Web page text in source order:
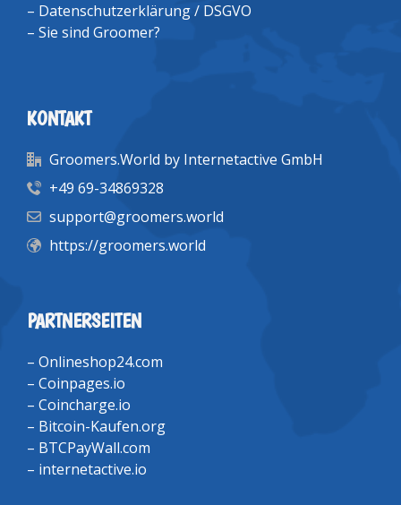
– Datenschutzerklärung / DSGVO
– Sie sind Groomer?
KONTAKT
Groomers.World by Internetactive GmbH
+49 69-34869328
support@groomers.world
https://groomers.world
PARTNERSEITEN
– Onlineshop24.com
– Coinpages.io
– Coincharge.io
– Bitcoin-Kaufen.org
– BTCPayWall.com
– internetactive.io